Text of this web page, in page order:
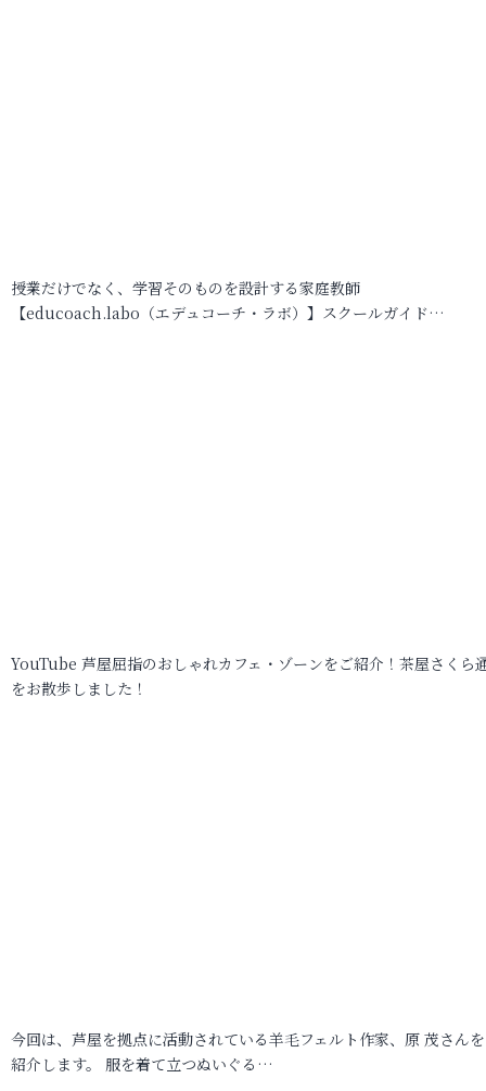
授業だけでなく、学習そのものを設計する家庭教師
【educoach.labo（エデュコーチ・ラボ）】スクールガイド…
YouTube 芦屋屈指のおしゃれカフェ・ゾーンをご紹介！茶屋さくら
をお散歩しました！
今回は、芦屋を拠点に活動されている羊毛フェルト作家、原 茂さん
紹介します。 服を着て立つぬいぐる…